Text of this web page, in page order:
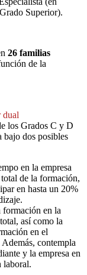
Superior).
26 familias
de la
dual
los Grados C y D
bajo dos posibles
en la empresa
de la formación,
en hasta un 20%
formación en la
así como la
en el
contempla
y la empresa en
laboral.